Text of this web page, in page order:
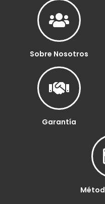
Sobre Nosotros
Garantía